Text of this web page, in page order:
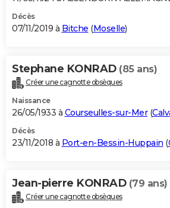
Décès
07/11/2019 à Bitche (Moselle)
Stephane KONRAD (85 ans)
Créer une cagnotte obsèques
Naissance
26/05/1933 à Courseulles-sur-Mer(
Décès
23/11/2018 à Port-en-Bessin-Huppain (
Jean-pierre KONRAD (79 ans)
Créer une cagnotte obsèques